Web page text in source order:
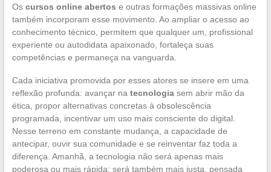
Os cursos online abertos e outras formações massivas online
também incorporam esse movimento. Ao ampliar o acesso ao
conhecimento técnico, permitem que qualquer um, profissional
experiente ou autodidata apaixonado, fortaleça suas
competências e permaneça na vanguarda.
Cada iniciativa promovida por esses atores se insere em uma
reflexão profunda: avançar na tecnologiasem abrir mão da
ética, propor alternativas concretas à obsolescência
programada, incentivar um uso mais consciente do digital.
Nesse terreno em constante mudança, a capacidade de
antecipar, ouvir sua comunidade e se reinventar faz toda a
diferença. Amanhã, a tecnologia não será apenas mais
poderosa ou mais rápida: será também mais justa, pensada